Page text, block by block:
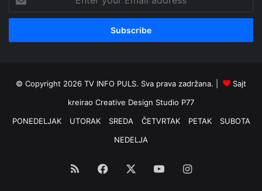
your
Email
© Copyright 2026 TV INFO PULS. Sva prava zadržana. |
Sajt
kreirao Creative Design Studio P77
PONEDELJAK
UTORAK SREDA ČETVRTAK PETAK
SUBOTA
NEDELJA
RSS Facebook YouTubeInstagram